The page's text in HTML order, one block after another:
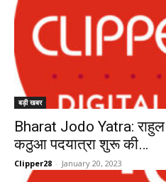
बड़ी खबर
Bharat Jodo Yatra: राहुल
कठुआ पदयात्रा शुरू की…
Clipper28 - January 20, 2023